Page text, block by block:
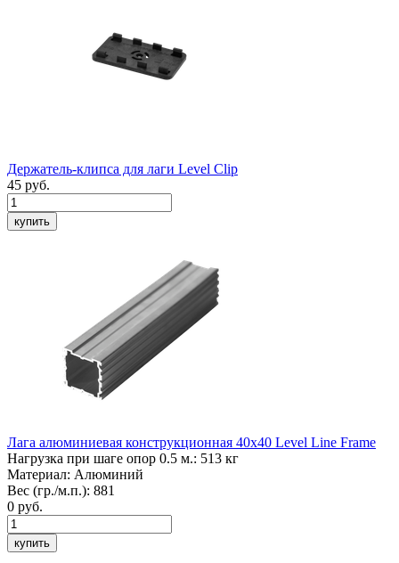
Держатель-клипса для лаги Level Clip
45 руб.
купить
Лага алюминиевая конструкционная 40х40 Level Line Frame
Нагрузка при шаге опор 0.5 м.: 513 кг
Материал: Алюминий
Вес (гр./м.п.): 881
0 руб.
купить